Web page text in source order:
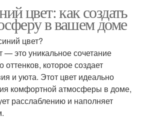
цвет: как создать
в вашем доме
цвет?
это уникальное сочетание
оттенков, которое создает
и уюта. Этот цвет идеально
комфортной атмосферы в доме,
расслаблению и наполняет